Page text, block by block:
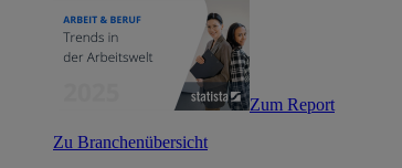
Zum Report
Zu Branchenübersicht